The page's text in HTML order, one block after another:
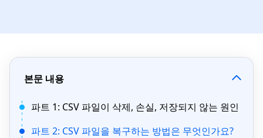
본문 내용
파트 1: CSV 파일이 삭제, 손실, 저장되지 않는 원인
파트 2: CSV 파일을 복구하는 방법은 무엇인가요?